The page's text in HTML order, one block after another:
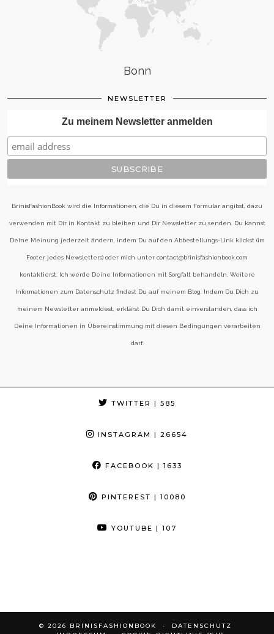
Bonn
NEWSLETTER
Zu meinem Newsletter anmelden
BrinisFashionBook wird die Informationen, die Du in diesem Formular angibst, dazu
verwenden mit Dir in Kontakt zu bleiben und Dir Newsletter zu senden. Du kannst
Deine Meinung jederzeit ändern, indem Du auf den Abbestellungs-Link klickst (im
Footer jedes Newsletters) oder mich unter contact@brinisfashionbook.com
kontaktierst. Ich werde Deine Informationen mit Sorgfalt behandeln. Weitere
Informationen zum Datenschutz findest Du auf meinem Blog. Indem Du Dich zu
meinem Newsletter anmeldest, erklärst Du Dich damit einverstanden, dass ich
Deine Informationen in Übereinstimmung mit diesen Bedingungen verarbeiten
darf.
TWITTER | 585
INSTAGRAM | 26654
FACEBOOK | 1633
PINTEREST | 10080
YOUTUBE | 107
© 2026 BRINISFASHIONBOOK
DATENSCHUTZ